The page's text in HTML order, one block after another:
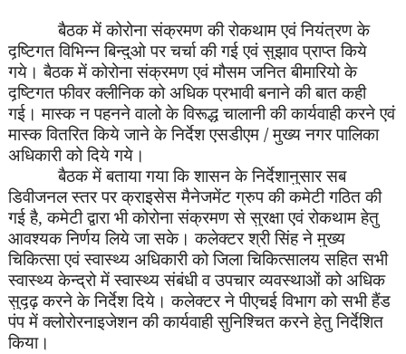
बैठक में कोरोना संक्रमण की रोकथाम एवं नियंत्रण के
दृष्टिगत विभिन्न बिन्दुओ पर चर्चा की गई एवं सुझाव प्राप्त किये
गये। बैठक में कोरोना संक्रमण एवं मौसम जनित बीमारियो के
दृष्टिगत फीवर क्लीनिक को अधिक प्रभावी बनाने की बात कही
गई। मास्क न पहनने वालो के विरूद्ध चालानी की कार्यवाही करने एवं
मास्क वितरित किये जाने के निर्देश एसडीएम / मुख्य नगर पालिका
अधिकारी को दिये गये।
बैठक में बताया गया कि शासन के निर्देशानुसार सब
डिवीजनल स्तर पर क्राइसेस मैनेजमेंट ग्रुप की कमेटी गठित की
गई है,कमेटी द्वारा भी कोरोना संक्रमण से सुरक्षा एवं रोकथाम हेतु
आवश्यक निर्णय लिये जा सके। कलेक्टर श्री सिंह ने मुख्य
चिकित्सा एवं स्वास्थ्य अधिकारी को जिला चिकित्सालय सहित सभी
स्वास्थ्य केन्द्रो में स्वास्थ्य संबंधी व उपचार व्यवस्थाओं को अधिक
सुदृढ़ करने के निर्देश दिये। कलेक्टर ने पीएचई विभाग को सभी हैंड
पंप में क्लोरोरनाइजेशन की कार्यवाही सुनिश्चित करने हेतु निर्देशित
किया।